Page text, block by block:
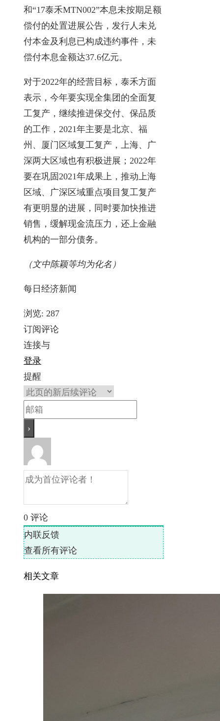
和“17泰禾MTN002”本息未按期足额
偿付的处置进展公告，发行人未兑
付本金及利息已构成违约事件，未
偿付本息金额达37.6亿元。
对于2022年的经营目标，泰禾方面
表示，今年要实现全集团的全面复
工复产，继续推进保交付、保品质
的工作，2021年主要是北京、福
州、厦门区域复工复产，上海、广
深两大区域也有积极进展；2022年
要在巩固2021年成果上，推动上海
区域、广深区域重点项目复工复产
有更明显的进展，同时要加快推进
销售，缓解现金流压力，还上金融
机构的一部分债务。
（文中陈颖等均为化名）
每日经济新闻
浏览: 287
订阅评论
连接与
登录
提醒
0 评论
内联反馈
查看所有评论
相关文章